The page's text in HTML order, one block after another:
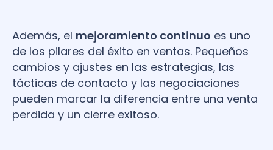
Además, el mejoramiento continuo es uno
de los pilares del éxito en ventas. Pequeños
cambios y ajustes en las estrategias, las
tácticas de contacto y las negociaciones
pueden marcar la diferencia entre una venta
perdida y un cierre exitoso.